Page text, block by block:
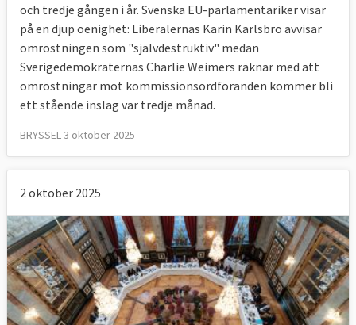
och tredje gången i år. Svenska EU-parlamentariker visar
på en djup oenighet: Liberalernas Karin Karlsbro avvisar
omröstningen som "självdestruktiv" medan
Sverigedemokraternas Charlie Weimers räknar med att
omröstningar mot kommissionsordföranden kommer bli
ett stående inslag var tredje månad.
BRYSSEL 3 oktober 2025
2 oktober 2025